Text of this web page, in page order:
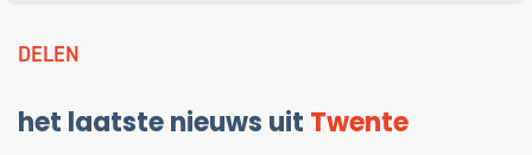
DELEN
het laatste nieuws uit Twente